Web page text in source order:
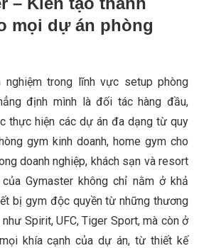
mọi dự án phòng
trong lĩnh vực setup phòng
định mình là đối tác hàng đầu,
thực hiện các dự án đa dạng từ quy
gym kinh doanh, home gym cho
doanh nghiệp, khách sạn và resort
Gymaster không chỉ nằm ở khả
bị gym độc quyền từ những thương
Spirit, UFC, Tiger Sport, mà còn ở
khía cạnh của dự án, từ thiết kế